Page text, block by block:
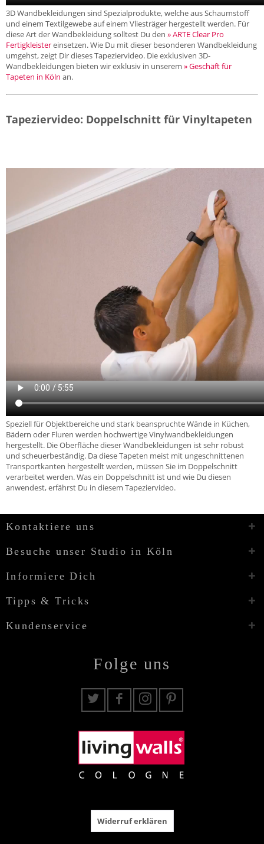
3D Wandbekleidungen sind Spezialprodukte, welche aus Schaumstoff
und einem Textilgewebe auf einem Vliesträger hergestellt werden. Für
diese Art der Wandbekleidung solltest Du den » ARTE Clear Pro
Fertigkleistereinsetzen. Wie Du mit dieser besonderen Wandbekleidung
umgehst, zeigt Dir dieses Tapeziervideo. Die exklusiven 3D-
Wandbekleidungen bieten wir exklusiv in unserem » Geschäft für
Tapeten in Köln an.
Tapeziervideo: Doppelschnitt für Vinyltapeten
Speziell für Objektbereiche und stark beanspruchte Wände in Küchen,
Bädern oder Fluren werden hochwertige Vinylwandbekleidungen
hergestellt. Die Oberfläche dieser Wandbekleidungen ist sehr robust
und scheuerbeständig. Da diese Tapeten meist mit ungeschnittenen
Transportkanten hergestellt werden, müssen Sie im Doppelschnitt
verarbeitet werden. Was ein Doppelschnitt ist und wie Du diesen
anwendest, erfährst Du in diesem Tapeziervideo.
Kontaktiere uns
Besuche unser Studio in Köln
Informiere Dich
Tipps & Tricks
Kundenservice
Folge uns
Widerruf erklären